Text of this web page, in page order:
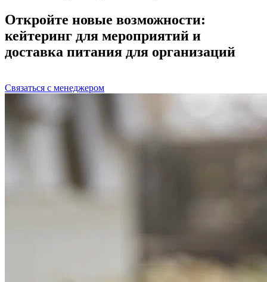
Откройте новые возможности:
кейтеринг для мероприятий и
доставка питания для организаций
Связаться с менеджером